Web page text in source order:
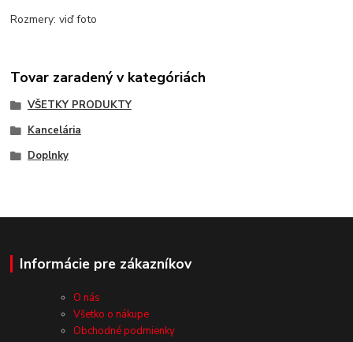
Rozmery: viď foto
Tovar zaradený v kategóriách
VŠETKY PRODUKTY
Kancelária
Doplnky
Informácie pre zákazníkov
O nás
Všetko o nákupe
Obchodné podmienky